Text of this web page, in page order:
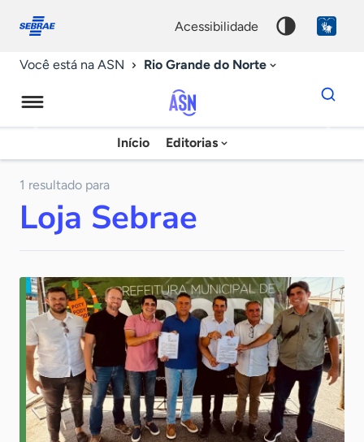
conosco
acessibilidade
Você está na ASN Rio Grande do Norte
Agência
Sebrae
Notícias
Início Editorias
Dados
para
chave
1 resultado para
Loja Sebrae